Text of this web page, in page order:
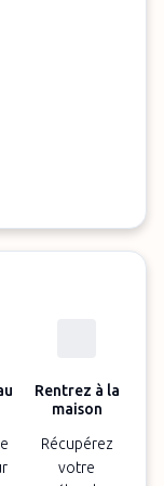
Si vous ne
Kieshecker
Rentrez à la
maison
Récupérez
votre